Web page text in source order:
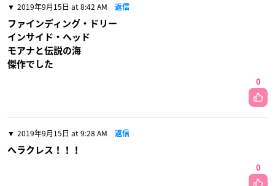
2019年9月15日 at 8:42 AM 返信
ファインディング・ドリー
インサイド・ヘッド
モアナと伝説の海
傑作でした
0
2019年9月15日 at 9:28 AM 返信
ヘラクレス！！！
0